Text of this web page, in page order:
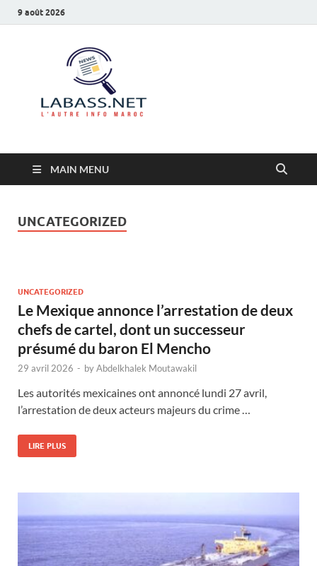
9 août 2026
MAIN MENU
UNCATEGORIZED
UNCATEGORIZED
Le Mexique annonce l’arrestation de deux
chefs de cartel, dont un successeur
présumé du baron El Mencho
29 avril 2026 - byAbdelkhalek Moutawakil
Les autorités mexicaines ont annoncé lundi 27 avril,
l’arrestation de deux acteurs majeurs du crime …
LIRE PLUS